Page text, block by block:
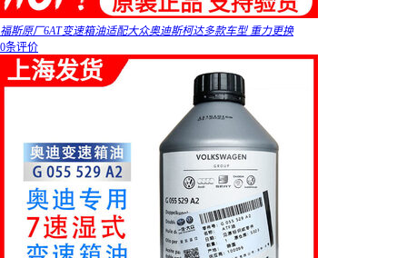
福斯原厂6AT变速箱油适配大众奥迪斯柯达多款车型 重力更换
0条评价